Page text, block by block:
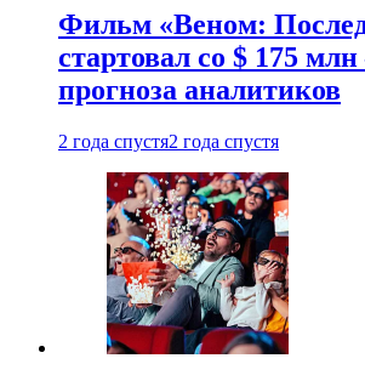
Фильм «Веном:
стартовал со $ 175
прогноза аналитиков
2 года спустя2 года спустя